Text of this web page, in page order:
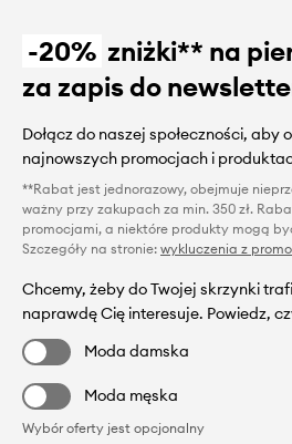
-20% zniżki** na
za zapis do
Dołącz do naszej społeczności,
najnowszych promocjach i
**Rabat jest jednorazowy, obejmuje
ważny przy zakupach za min. 350 zł.
promocjami, a niektóre produkty mogą
Szczegóły na stronie: wykluczenia z
Chcemy, żeby do Twojej skrzynki
naprawdę Cię interesuje. Powiedz,
Moda damska
Moda męska
Wybór oferty jest opcjonalny